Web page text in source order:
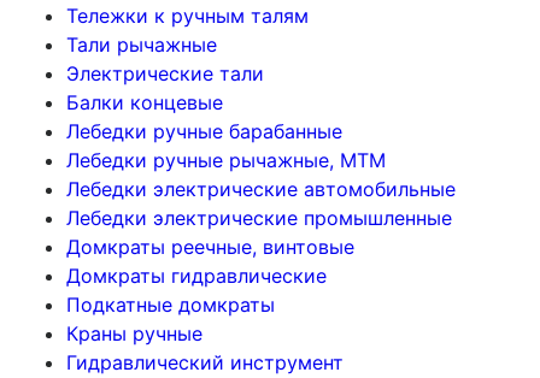
Тележки к ручным талям
Тали рычажные
Электрические тали
Балки концевые
Лебедки ручные барабанные
Лебедки ручные рычажные, МТМ
Лебедки электрические автомобильные
Лебедки электрические промышленные
Домкраты реечные, винтовые
Домкраты гидравлические
Подкатные домкраты
Краны ручные
Гидравлический инструмент